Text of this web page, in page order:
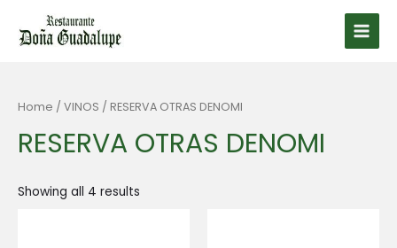
contenido
Main
Home / VINOS / RESERVA OTRAS DENOMI
RESERVA OTRAS DENOMI
Showing all 4 results